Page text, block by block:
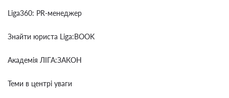
Liga360: PR-менеджер
Знайти юриста Liga:BOOK
Академія ЛІГА:ЗАКОН
Теми в центрі уваги